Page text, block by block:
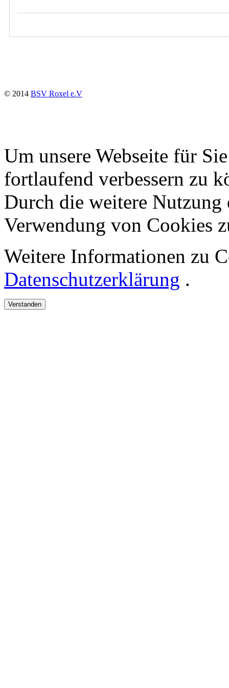
© 2014 BSV Roxel e.V
Um unsere Webseite für
fortlaufend verbessern zu
Durch die weitere Nutzung
Verwendung von Cookies
Weitere Informationen zu
Datenschutzerklärung .
Verstanden